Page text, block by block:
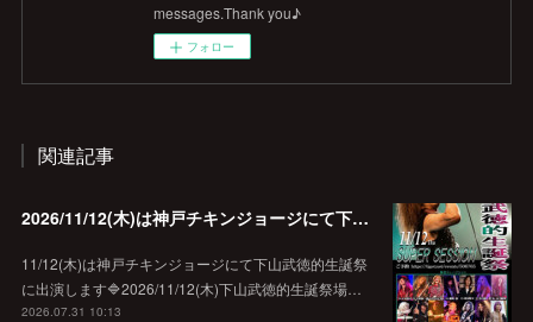
messages.Thank you♪
フォロー
関連記事
2026/11/12(木)は神戸チキンジョージにて下山武徳的生誕祭に出演します♪
11/12(木)は神戸チキンジョージにて下山武徳的生誕祭
に出演します🔷2026/11/12(木)下山武徳的生誕祭場…
2026.07.31 10:13